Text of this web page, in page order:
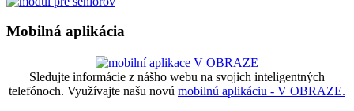
Mobilná aplikácia
Sledujte informácie z nášho webu na svojich inteligentných
telefónoch. Využívajte našu novú mobilnú aplikáciu - V OBRAZE.